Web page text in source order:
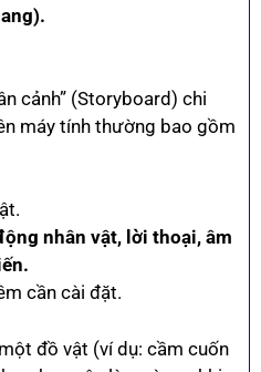
cảnh” (Storyboard) chi
máy tính thường bao gồm
nhân vật, lời thoại, âm
cần cài đặt.
đồ vật (ví dụ: cầm cuốn